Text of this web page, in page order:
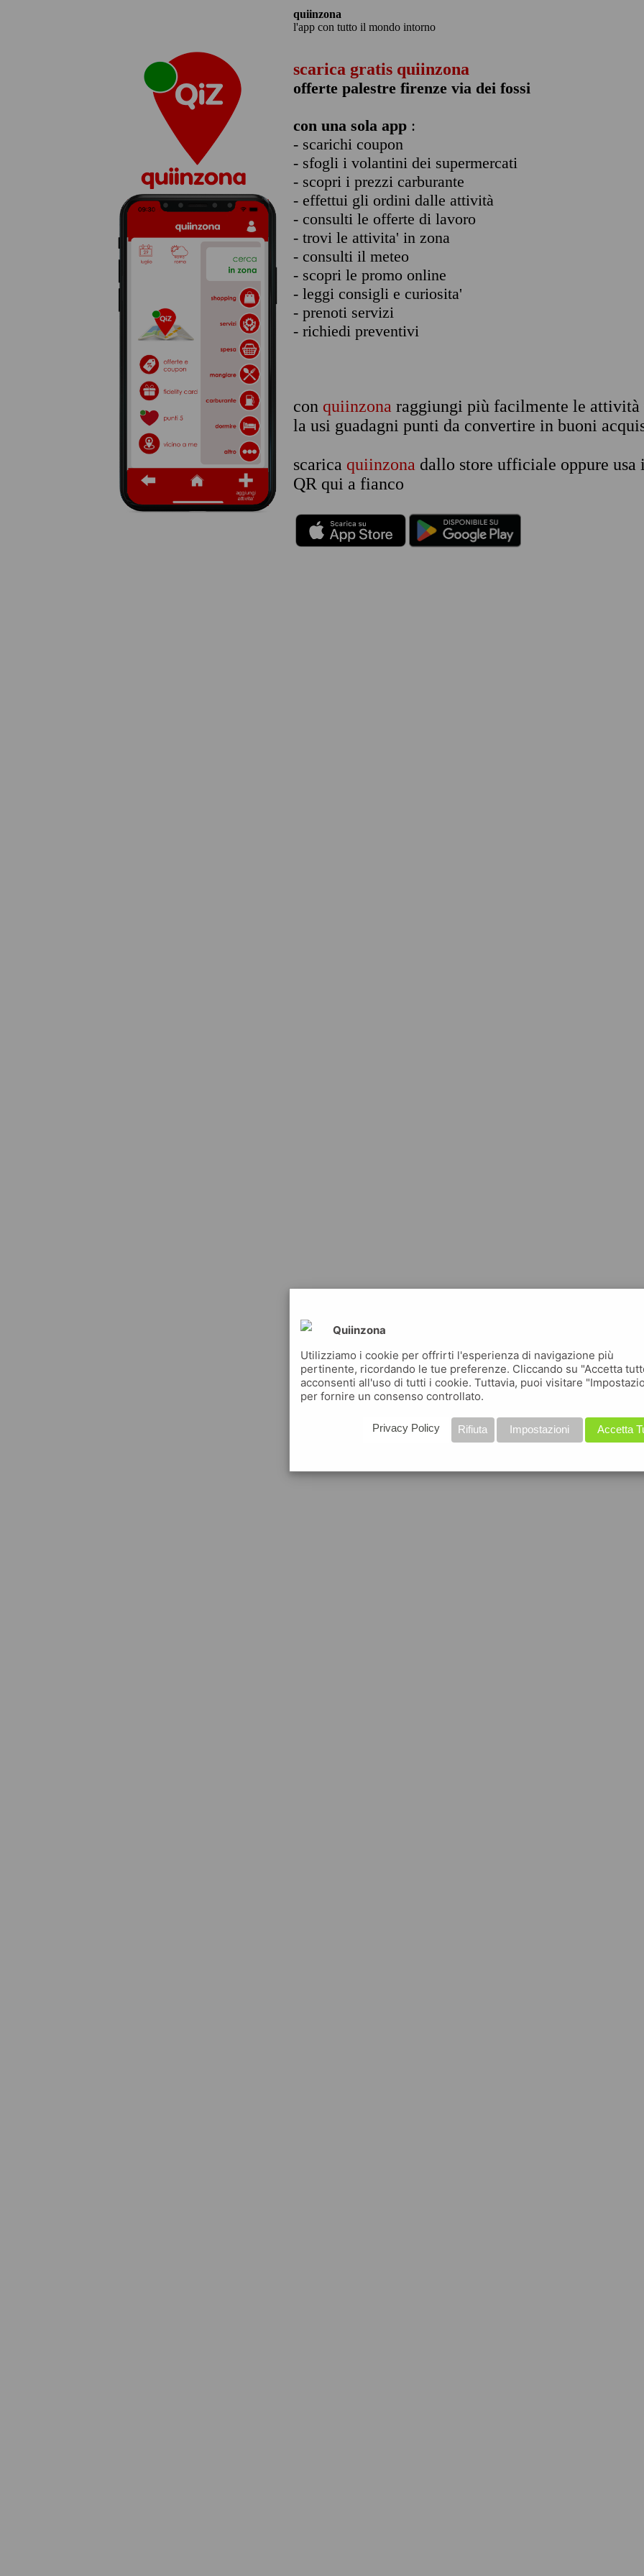
quiinzona
l'app con tutto il mondo intorno
scarica gratis quiinzona
offerte palestre firenze via dei fossi
con una sola app :
- scarichi coupon
- sfogli i volantini dei supermercati
- scopri i prezzi carburante
- effettui gli ordini dalle attività
- consulti le offerte di lavoro
- trovi le attivita' in zona
- consulti il meteo
- scopri le promo online
- leggi consigli e curiosita'
- prenoti servizi
- richiedi preventivi
con quiinzona raggiungi più facilmente le attività
la usi guadagni punti da convertire in buoni
scarica quiinzona dallo store ufficiale oppure usa
QR qui a fianco
Quiinzona
Utilizziamo i cookie per offrirti l'esperienza di navigazione più
pertinente, ricordando le tue preferenze. Cliccando su "Accetta
acconsenti all'uso di tutti i cookie. Tuttavia, puoi visitare
per fornire un consenso controllato.
Accetta
Impostazioni
Rifiuta
Privacy Policy